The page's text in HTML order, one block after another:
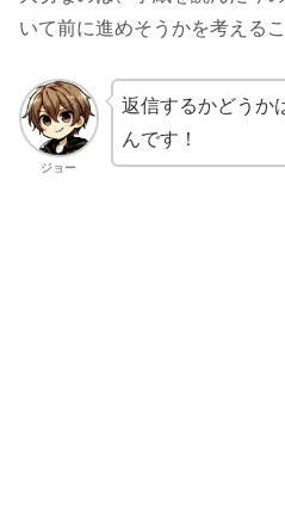
いて前に進めそうかを考える
ジョー
返信するかどうか
んです！